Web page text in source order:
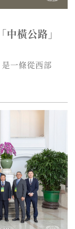
橫公路」
一條從西部